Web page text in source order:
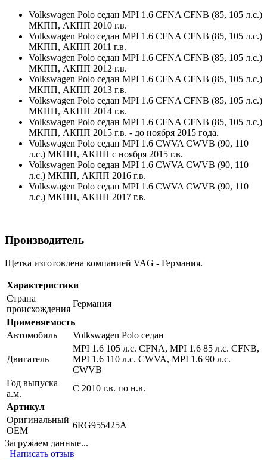
Volkswagen Polo седан MPI 1.6 CFNA CFNB (85, 105 л.с.)
МКПП, АКПП 2010 г.в.
Volkswagen Polo седан MPI 1.6 CFNA CFNB (85, 105 л.с.)
МКПП, АКПП 2011 г.в.
Volkswagen Polo седан MPI 1.6 CFNA CFNB (85, 105 л.с.)
МКПП, АКПП 2012 г.в.
Volkswagen Polo седан MPI 1.6 CFNA CFNB (85, 105 л.с.)
МКПП, АКПП 2013 г.в.
Volkswagen Polo седан MPI 1.6 CFNA CFNB (85, 105 л.с.)
МКПП, АКПП 2014 г.в.
Volkswagen Polo седан MPI 1.6 CFNA CFNB (85, 105 л.с.)
МКПП, АКПП 2015 г.в. - до ноября 2015 года.
Volkswagen Polo седан MPI 1.6 CWVA CWVB (90, 110
л.с.) МКПП, АКПП с ноября 2015 г.в.
Volkswagen Polo седан MPI 1.6 CWVA CWVB (90, 110
л.с.) МКПП, АКПП 2016 г.в.
Volkswagen Polo седан MPI 1.6 CWVA CWVB (90, 110
л.с.) МКПП, АКПП 2017 г.в.
Производитель
Щетка изготовлена компанией VAG - Германия.
Характеристики
Страна
происхождения
Германия
Применяемость
Автомобиль
Volkswagen Polo седан
Двигатель
MPI 1.6 105 л.с. CFNA, MPI 1.6 85 л.с. CFNB,
MPI 1.6 110 л.с. CWVA, MPI 1.6 90 л.с.
CWVB
Год выпуска
а.м.
С 2010 г.в. по н.в.
Артикул
Оригинальный
OEM
6RG955425A
Загружаем данные...
Написать отзыв